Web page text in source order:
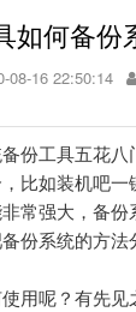
如何备份
08-16 22:50:14
份工具五花
比如装机吧
常强大，备
份系统的方法
用呢？有先